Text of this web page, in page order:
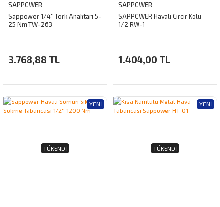
SAPPOWER
Sappower 1/4'' Tork Anahtarı 5-
25 Nm TW-263
3.768,88 TL
SAPPOWER
SAPPOWER Havalı Cırcır Kolu
1/2 RW-1
1.404,00 TL
YENI
TÜKENDI
YENI
TÜKENDI